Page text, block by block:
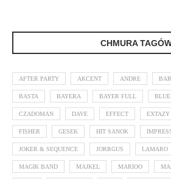
CHMURA
AFTER PARTY AKCENT ANDRE
BASTA BAYERA BAYER FULL
CZADOMAN DAVE EFFECT EXTAZY
FISHER GESEK HIT SANOK
JOKER & SEQUENCE JORRGUS LAMARO
MAGIK BAND MAJKEL MARIOO